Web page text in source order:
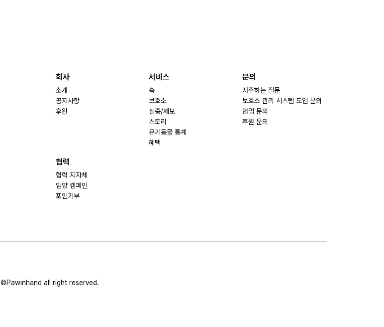
회사
소개
공지사항
후원
서비스
홈
보호소
실종/제보
스토리
유기동물 통계
혜택
문의
자주하는 질문
보호소 관리 시스템 도입 문의
협업 문의
후원 문의
협력
협력 지자체
입양 캠페인
포인기부
©Pawinhand all right reserved.